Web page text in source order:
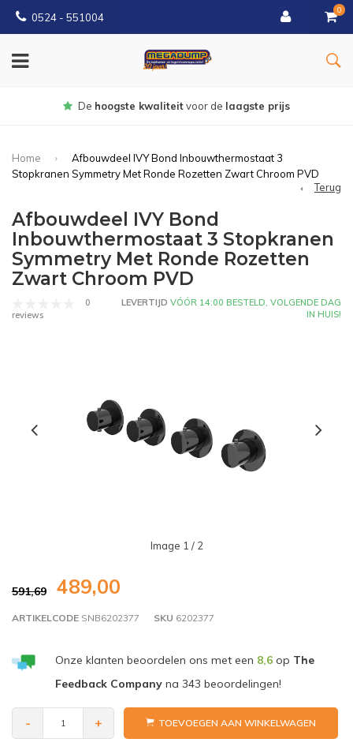
0524 - 551004
0
Gratisbezorgd vanaf €150
Home
Afbouwdeel IVY Bond Inbouwthermostaat 3
Stopkranen Symmetry Met Ronde Rozetten Zwart Chroom PVD
Terug
Afbouwdeel IVY Bond
Inbouwthermostaat 3 Stopkranen
Symmetry Met Ronde Rozetten
Zwart Chroom PVD
0
reviews
LEVERTIJD VÓÓR 14:00 BESTELD, VOLGENDE DAG
IN HUIS!
Image 1 / 2
591,69 489,00
ARTIKELCODE SNB6202377 SKU 6202377
Onze klanten beoordelen ons met een 8,6op The
Feedback Companyna 343 beoordelingen!
- + TOEVOEGEN AAN WINKELWAGEN